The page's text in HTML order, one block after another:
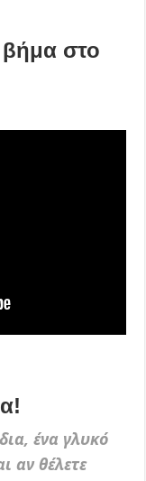
βήμα στο
ένα γλυκό
αν θέλετε